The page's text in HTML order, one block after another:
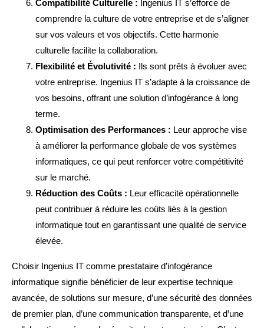
Compatibilité Culturelle : Ingenius IT s’efforce de
comprendre la culture de votre entreprise et de s’aligner
sur vos valeurs et vos objectifs. Cette harmonie
culturelle facilite la collaboration.
Flexibilité et Évolutivité : Ils sont prêts à évoluer avec
votre entreprise. Ingenius IT s’adapte à la croissance de
vos besoins, offrant une solution d’infogérance à long
terme.
Optimisation des Performances : Leur approche vise
à améliorer la performance globale de vos systèmes
informatiques, ce qui peut renforcer votre compétitivité
sur le marché.
Réduction des Coûts : Leur efficacité opérationnelle
peut contribuer à réduire les coûts liés à la gestion
informatique tout en garantissant une qualité de service
élevée.
Choisir Ingenius IT comme prestataire d’infogérance
informatique signifie bénéficier de leur expertise technique
avancée, de solutions sur mesure, d’une sécurité des données
de premier plan, d’une communication transparente, et d’une